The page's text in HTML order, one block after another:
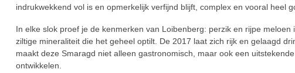
indrukwekkend vol is en opmerkelijk verfijnd blijft, complex en vooral heel
In elke slok proef je de kenmerken van Loibenberg: perzik en rijpe
ziltige mineraliteit die het geheel optilt. De 2017 laat zich rijk en gelaagd
maakt deze Smaragd niet alleen gastronomisch, maar ook een
ontwikkelen.